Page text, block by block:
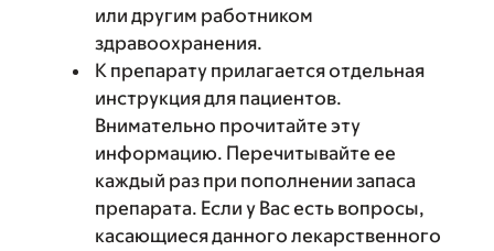
или другим работником
здравоохранения.
К препарату прилагается отдельная
инструкция для пациентов.
Внимательно прочитайте эту
информацию. Перечитывайте ее
каждый раз при пополнении запаса
препарата. Если у Вас есть вопросы,
касающиеся данного лекарственного